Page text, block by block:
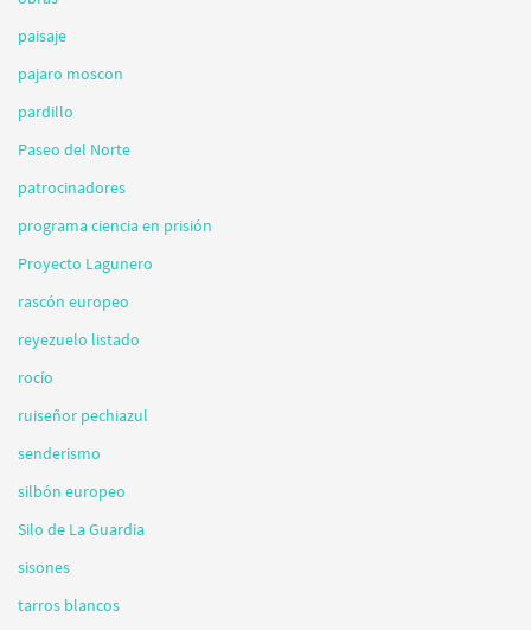
paisaje
pajaro moscon
pardillo
Paseo del Norte
patrocinadores
programa ciencia en prisión
Proyecto Lagunero
rascón europeo
reyezuelo listado
rocío
ruiseñor pechiazul
senderismo
silbón europeo
Silo de La Guardia
sisones
tarros blancos